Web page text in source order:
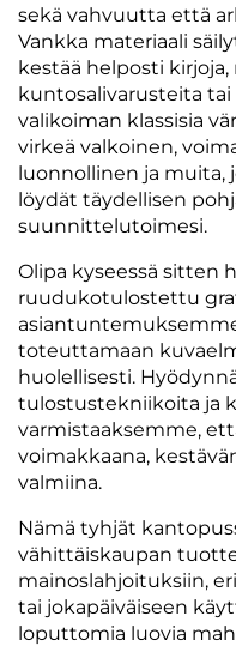
sekä vahvuutta että
Vankka materiaali
kestää helposti
kuntosalivarusteita
valikoiman klassisia
virkeä valkoinen,
luonnollinen ja muita,
löydät täydellisen
suunnittelutoimesi.
Olipa kyseessä sitten
ruudukotulostettu
toteuttamaan
huolellisesti.
tulostustekniikoita ja
varmistaaksemme,
voimakkaana,
valmiina.
Nämä tyhjät
vähittäiskaupan
mainoslahjoituksiin,
tai jokapäiväiseen
loputtomia luovia